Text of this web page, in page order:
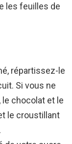
les feuilles de
répartissez-le
Si vous ne
le chocolat et le
le croustillant